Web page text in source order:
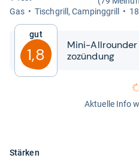
Gas
Tisch­grill, Cam­ping­grill
Gut
1,8
Mini-​​
zo­zün­dung
Aktuelle Info
Stärken